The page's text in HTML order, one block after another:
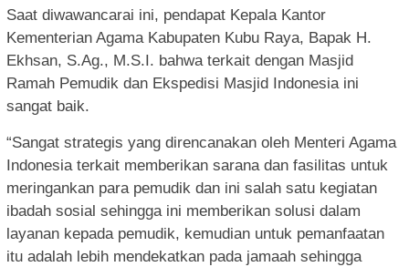
Saat diwawancarai ini, pendapat Kepala Kantor
Kementerian Agama Kabupaten Kubu Raya, Bapak H.
Ekhsan, S.Ag., M.S.I. bahwa terkait dengan Masjid
Ramah Pemudik dan Ekspedisi Masjid Indonesia ini
sangat baik.
“Sangat strategis yang direncanakan oleh Menteri Agama
Indonesia terkait memberikan sarana dan fasilitas untuk
meringankan para pemudik dan ini salah satu kegiatan
ibadah sosial sehingga ini memberikan solusi dalam
layanan kepada pemudik, kemudian untuk pemanfaatan
itu adalah lebih mendekatkan pada jamaah sehingga